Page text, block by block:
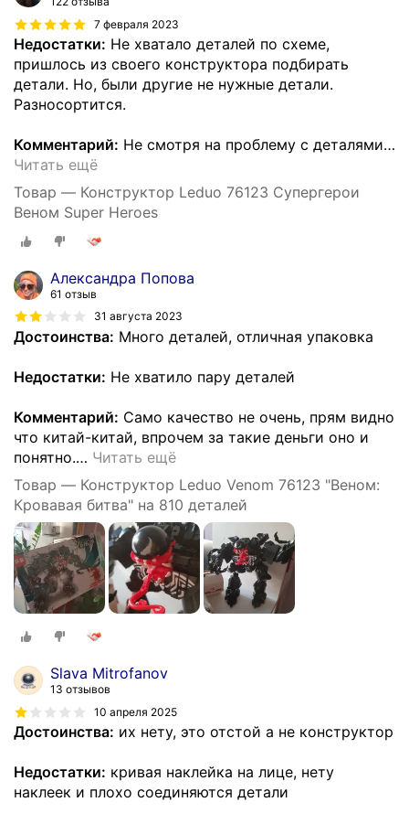
7 февраля 2023
Недостатки: Не хватало деталей по схеме,
пришлось из своего конструктора подбирать
детали. Но, были другие не нужные детали.
Разносортится.
Комментарий: Не смотря на проблему с деталями…
Читать ещё
Товар — Конструктор Leduo 76123 Супергерои
Веном Super Heroes
Александра Попова
61 отзыв
31 августа 2023
Достоинства: Много деталей, отличная упаковка
Недостатки: Не хватило пару деталей
Комментарий: Само качество не очень, прям видно
что китай-китай, впрочем за такие деньги оно и
понятно.… Читать ещё
Товар — Конструктор Leduo Venom 76123 "Веном:
Кровавая битва" на 810 деталей
Slava Mitrofanov
13 отзывов
10 апреля 2025
Достоинства: их нету, это отстой а не конструктор
Недостатки: кривая наклейка на лице, нету
наклеек и плохо соединяются детали